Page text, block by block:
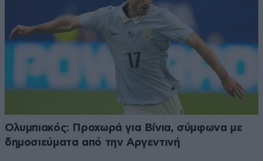
Ολυμπιακός: Προχωρά για Βίνια, σύμφωνα με
δημοσιεύματα από την Αργεντινή